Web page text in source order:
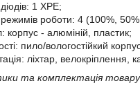
діодів: 1 XPE;
режимів роботи: 4 (100%,
корпус - алюміній, пластик;
пило/вологостійкий
ліхтар, велокріплення,
та комплектація